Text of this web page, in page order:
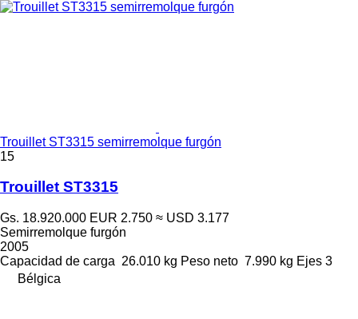
Trouillet ST3315 semirremolque furgón
15
Trouillet ST3315
Gs. 18.920.000 EUR 2.750 ≈ USD 3.177
Semirremolque furgón
2005
Capacidad de carga 26.010 kg Peso neto 7.990 kg Ejes 3
Bélgica